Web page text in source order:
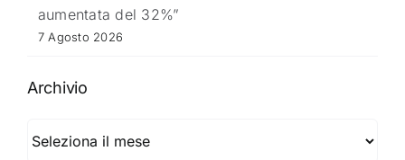
aumentata del 32%”
7 Agosto 2026
Archivio